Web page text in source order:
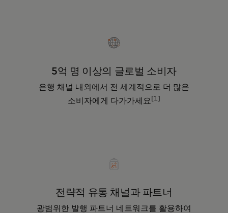
5억 명 이상의 글로벌 소비자
은행 채널 내외에서 전 세계적으로 더 많은
소비자에게 다가가세요 [1]
전략적 유통 채널과 파트너
광범위한 발행 파트너 네트워크를 활용하여